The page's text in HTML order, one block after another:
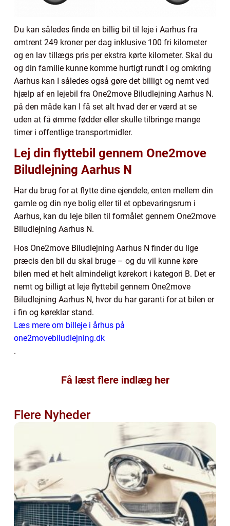
Du kan således finde en billig bil til leje i Aarhus fra
omtrent 249 kroner per dag inklusive 100 fri kilometer
og en lav tillægs pris per ekstra kørte kilometer. Skal du
og din familie kunne komme hurtigt rundt i og omkring
Aarhus kan I således også gøre det billigt og nemt ved
hjælp af en lejebil fra One2move Biludlejning Aarhus N.
på den måde kan I få set alt hvad der er værd at se
uden at få ømme fødder eller skulle tilbringe mange
timer i offentlige transportmidler.
Lej din flyttebil gennem One2move
Biludlejning Aarhus N
Har du brug for at flytte dine ejendele, enten mellem din
gamle og din nye bolig eller til et opbevaringsrum i
Aarhus, kan du leje bilen til formålet gennem One2move
Biludlejning Aarhus N.
Hos One2move Biludlejning Aarhus N finder du lige
præcis den bil du skal bruge – og du vil kunne køre
bilen med et helt almindeligt kørekort i kategori B. Det er
nemt og billigt at leje flyttebil gennem One2move
Biludlejning Aarhus N, hvor du har garanti for at bilen er
i fin og køreklar stand.
Læs mere om billeje i århus på
one2movebiludlejning.dk
.
Få læst flere indlæg her
Flere Nyheder